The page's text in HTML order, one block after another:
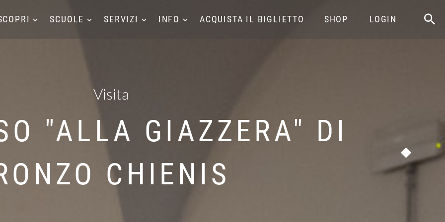
SCUOLE SERVIZI INFO ACQUISTA IL BIGLIETTO SHOP LOGIN
Visita
"ALLA GIAZZERA" DI
CHIENIS